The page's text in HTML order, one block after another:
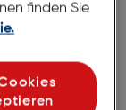
finden Sie